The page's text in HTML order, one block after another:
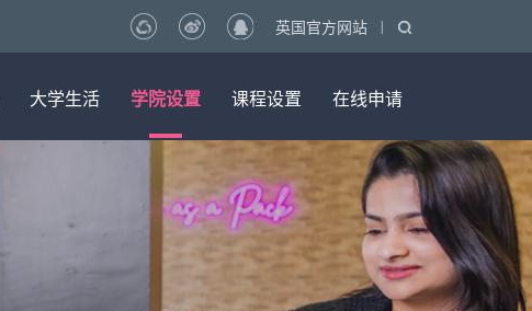
英国官方网站
大学生活 学院设置 课程设置 在线申请